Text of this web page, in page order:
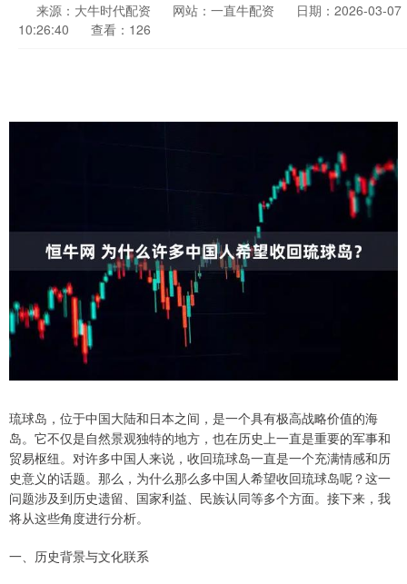
来源：大牛时代配资 网站：一直牛配资
日期：2026-03-07
10:26:40
查看：126
琉球岛，位于中国大陆和日本之间，是一个具有极高战略价值的海
岛。它不仅是自然景观独特的地方，也在历史上一直是重要的军事和
贸易枢纽。对许多中国人来说，收回琉球岛一直是一个充满情感和历
史意义的话题。那么，为什么那么多中国人希望收回琉球岛呢？这一
问题涉及到历史遗留、国家利益、民族认同等多个方面。接下来，我
将从这些角度进行分析。
一、历史背景与文化联系